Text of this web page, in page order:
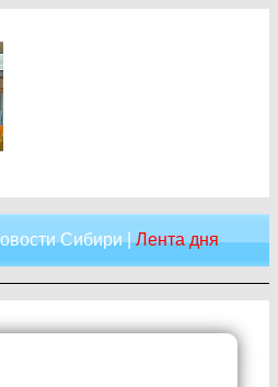
Сибири|Лента дня